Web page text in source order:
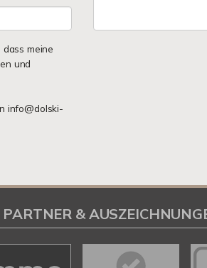
dass meine
und
info@dolski-
PARTNER &